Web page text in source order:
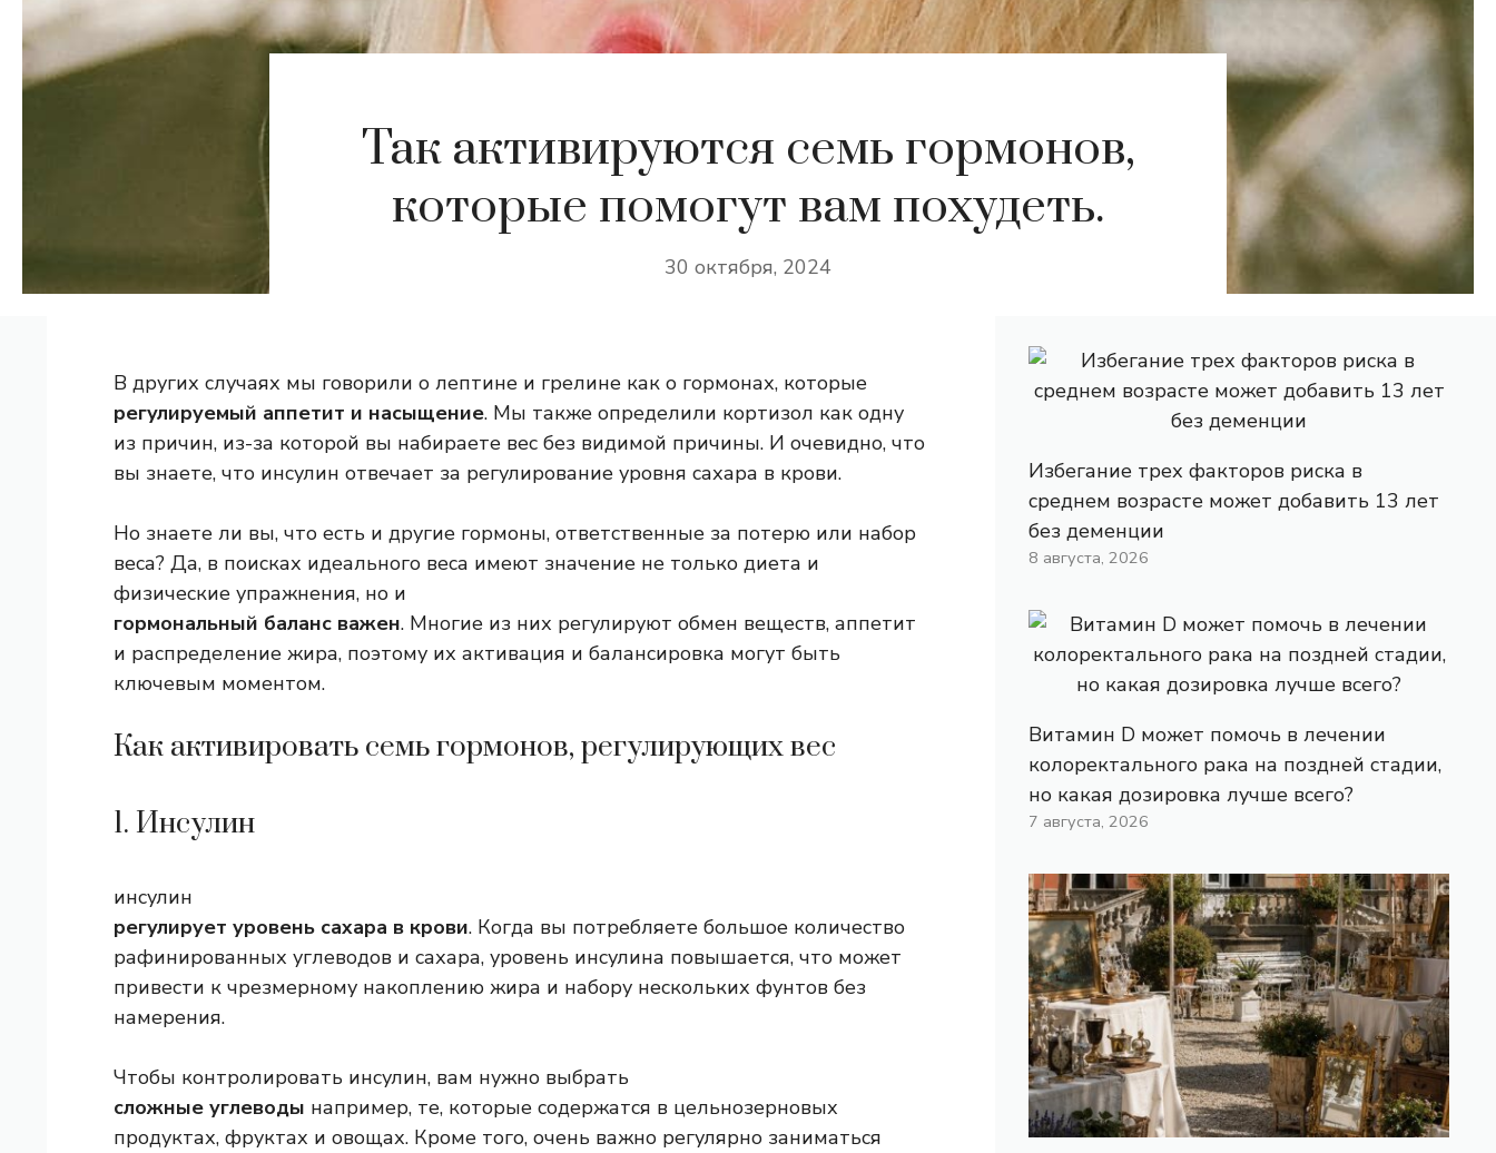
Так активируются семь гормонов,
которые помогут вам похудеть.
30 октября, 2024
В других случаях мы говорили о лептине и грелине как о гормонах, которые
регулируемый аппетит и насыщение. Мы также определили кортизол как одну
из причин, из-за которой вы набираете вес без видимой причины. И очевидно, что
вы знаете, что инсулин отвечает за регулирование уровня сахара в крови.
Но знаете ли вы, что есть и другие гормоны, ответственные за потерю или набор
веса? Да, в поисках идеального веса имеют значение не только диета и
физические упражнения, но и
гормональный баланс важен. Многие из них регулируют обмен веществ, аппетит
и распределение жира, поэтому их активация и балансировка могут быть
ключевым моментом.
Как активировать семь гормонов, регулирующих вес
1. Инсулин
инсулин
регулирует уровень сахара в крови. Когда вы потребляете большое количество
рафинированных углеводов и сахара, уровень инсулина повышается, что может
привести к чрезмерному накоплению жира и набору нескольких фунтов без
намерения.
Чтобы контролировать инсулин, вам нужно выбрать
сложные углеводы например, те, которые содержатся в цельнозерновых
продуктах, фруктах и ​​овощах. Кроме того, очень важно регулярно заниматься
Избегание трех факторов риска в
среднем возрасте может добавить 13 лет
без деменции
8 августа, 2026
Витамин D может помочь в лечении
колоректального рака на поздней стадии,
но какая дозировка лучше всего?
7 августа, 2026